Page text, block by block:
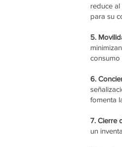
reduce
para su
5.
consumo
6.
fomenta
7. Cierre
un